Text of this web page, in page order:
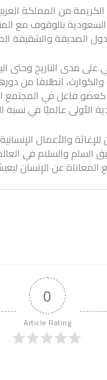
من المملكة
السعودية بالوقوف مع
الصديقة والشقيقة
مدى التاريخ وحتى
انطلاقا من
كعضو فاعل في
الأولى عالميًا في نسبة
والأعمال
السلم والسلام في
عن الإنسان
0
Article Rating